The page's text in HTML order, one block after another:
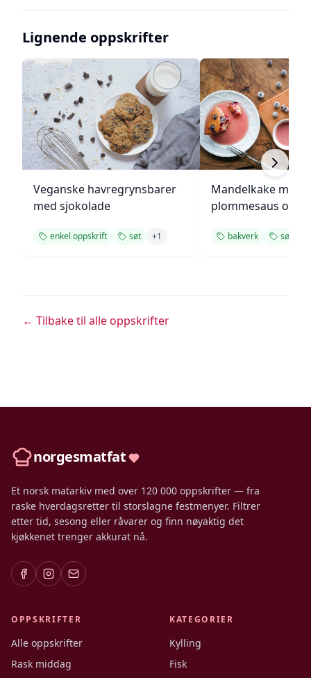
Lignende oppskrifter
Veganske havregrynsbarer
med sjokolade
enkel oppskrift søt +1
Mandelkake med
plommesaus og
bakverk søt
← Tilbake til alle oppskrifter
norgesmatfat
Et norsk matarkiv med over 120 000 oppskrifter — fra
raske hverdagsretter til storslagne festmenyer. Filtrer
etter tid, sesong eller råvarer og finn nøyaktig det
kjøkkenet trenger akkurat nå.
OPPSKRIFTER
Alle oppskrifter
Rask middag
KATEGORIER
Kylling
Fisk